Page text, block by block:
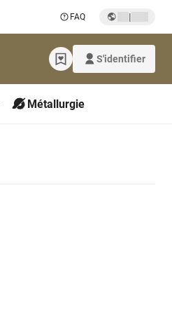
FAQ |
S'identifier
Métallurgie